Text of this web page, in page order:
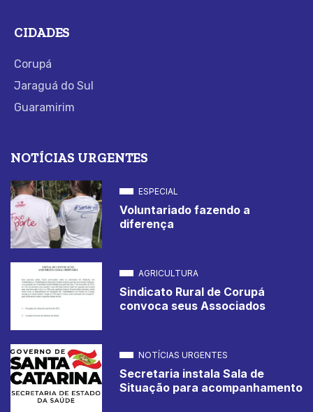
CIDADES
Corupá
Jaraguá do Sul
Guaramirim
NOTÍCIAS URGENTES
ESPECIAL
Voluntariado fazendo a
diferença
AGRICULTURA
Sindicato Rural de Corupá
convoca seus Associados
NOTÍCIAS URGENTES
Secretaria instala Sala de
Situação para acompanhamento